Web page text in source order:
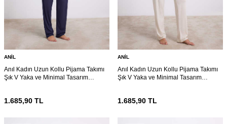
ANIL
Anıl Kadın Uzun Kollu Pijama Takımı
Şık V Yaka ve Minimal Tasarım
1.685,90 TL
ANIL
Anıl Kadın Uzun Kollu Pijama Takımı
Şık V Yaka ve Minimal Tasarım
1.685,90 TL